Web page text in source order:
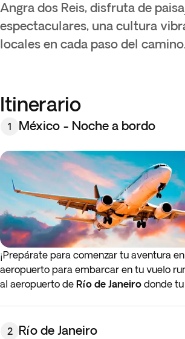
Angra dos Reis, disfruta de
espectaculares, una cultura
locales en cada paso del camino.
Itinerario
1 México - Noche a bordo
¡Prepárate para comenzar tu aventura
aeropuerto para embarcar en tu vuelo
al aeropuerto de Río de Janeiro donde
2 Río de Janeiro